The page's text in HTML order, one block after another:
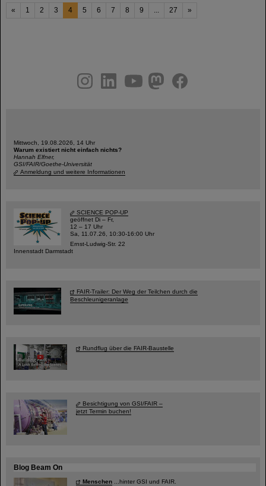
« 1 2 3 4 5 6 7 8 9 ... 27 »
youtubehelmholtz.socialfacebook
Mittwoch, 19.08.2026, 14 Uhr
Warum existiert nicht einfach nichts?
Hannah Elfner,
GSI/FAIR/Goethe-Universität
Anmeldung und weitere Informationen
SCIENCE POP-UP
geöffnet Di – Fr,
12 – 17 Uhr
Sa, 11.07.26, 10:30-16:00 Uhr
Ernst-Ludwig-Str. 22
Innenstadt Darmstadt
FAIR-Trailer: Der Weg der Teilchen durch die
Beschleunigeranlage
Rundflug über die FAIR-Baustelle
Besichtigung von GSI/FAIR –
jetzt Termin buchen!
Blog Beam On
Menschen ...hinter GSI und FAIR.